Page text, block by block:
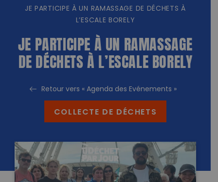
JE PARTICIPE À UN RAMASSAGE DE DÉCHETS À
L’ESCALE BORELY
JE PARTICIPE À UN RAMASSAGE
DE DÉCHETS À L’ESCALE BORELY
Retour vers « Agenda des Evénements »
COLLECTE DE DÉCHETS